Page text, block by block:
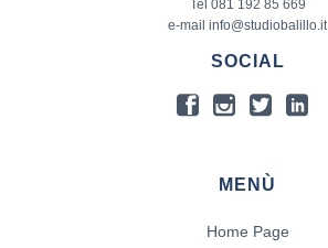
Tel 081 192 85 669
e-mail info@studiobalillo.it
SOCIAL
MENÙ
Home Page